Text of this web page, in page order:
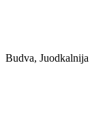
Budva, Juodkalnija